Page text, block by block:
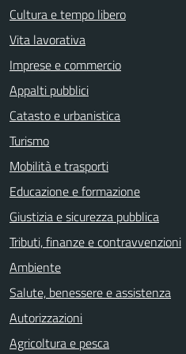
Cultura e tempo libero
Vita lavorativa
Imprese e commercio
Appalti pubblici
Catasto e urbanistica
Turismo
Mobilità e trasporti
Educazione e formazione
Giustizia e sicurezza pubblica
Tributi, finanze e contravvenzioni
Ambiente
Salute, benessere e assistenza
Autorizzazioni
Agricoltura e pesca